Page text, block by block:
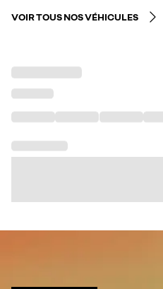
VOIR TOUS NOS VÉHICULES